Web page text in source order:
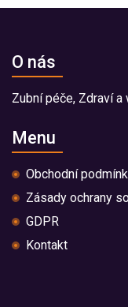
O nás
Zubní péče, Zdraví
Menu
Obchodní
Zásady ochrany
GDPR
Kontakt